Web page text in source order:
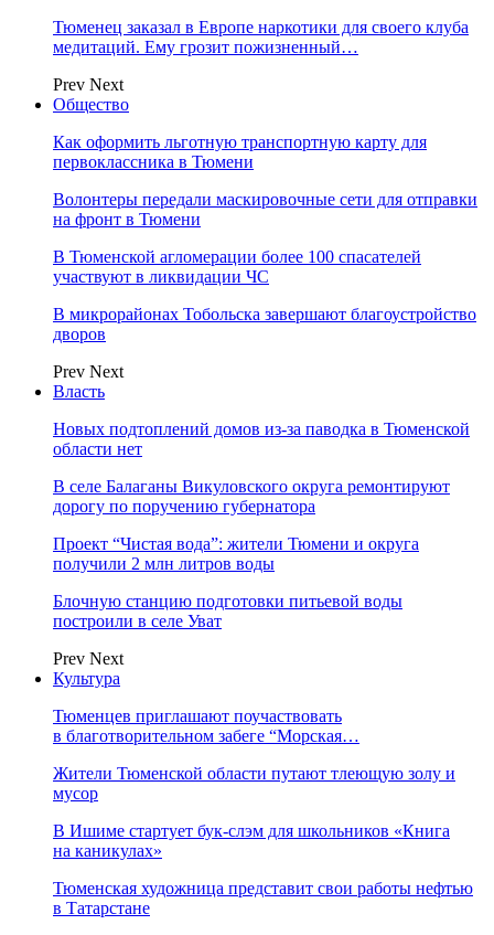
Тюменец заказал в Европе наркотики для своего клуба
медитаций. Ему грозит пожизненный…
Prev Next
Общество
Как оформить льготную транспортную карту для
первоклассника в Тюмени
Волонтеры передали маскировочные сети для отправки
на фронт в Тюмени
В Тюменской агломерации более 100 спасателей
участвуют в ликвидации ЧС
В микрорайонах Тобольска завершают благоустройство
дворов
Prev Next
Власть
Новых подтоплений домов из-за паводка в Тюменской
области нет
В селе Балаганы Викуловского округа ремонтируют
дорогу по поручению губернатора
Проект “Чистая вода”: жители Тюмени и округа
получили 2 млн литров воды
Блочную станцию подготовки питьевой воды
построили в селе Уват
Prev Next
Культура
Тюменцев приглашают поучаствовать
в благотворительном забеге “Морская…
Жители Тюменской области путают тлеющую золу и
мусор
В Ишиме стартует бук-слэм для школьников «Книга
на каникулах»
Тюменская художница представит свои работы нефтью
в Татарстане